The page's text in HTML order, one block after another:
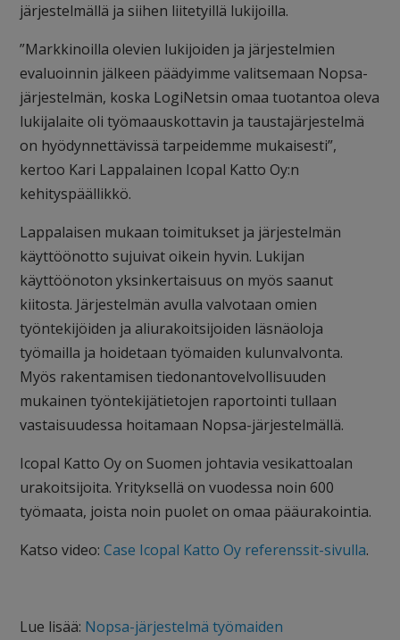
järjestelmällä ja siihen liitetyillä lukijoilla.
”Markkinoilla olevien lukijoiden ja järjestelmien
evaluoinnin jälkeen päädyimme valitsemaan Nopsa-
järjestelmän, koska LogiNetsin omaa tuotantoa oleva
lukijalaite oli työmaauskottavin ja taustajärjestelmä
on hyödynnettävissä tarpeidemme mukaisesti”,
kertoo Kari Lappalainen Icopal Katto Oy:n
kehityspäällikkö.
Lappalaisen mukaan toimitukset ja järjestelmän
käyttöönotto sujuivat oikein hyvin. Lukijan
käyttöönoton yksinkertaisuus on myös saanut
kiitosta. Järjestelmän avulla valvotaan omien
työntekijöiden ja aliurakoitsijoiden läsnäoloja
työmailla ja hoidetaan työmaiden kulunvalvonta.
Myös rakentamisen tiedonantovelvollisuuden
mukainen työntekijätietojen raportointi tullaan
vastaisuudessa hoitamaan Nopsa-järjestelmällä.
Icopal Katto Oy on Suomen johtavia vesikattoalan
urakoitsijoita. Yrityksellä on vuodessa noin 600
työmaata, joista noin puolet on omaa pääurakointia.
Katso video:Case Icopal Katto Oy referenssit-sivulla.
Lue lisää: Nopsa-järjestelmä työmaiden